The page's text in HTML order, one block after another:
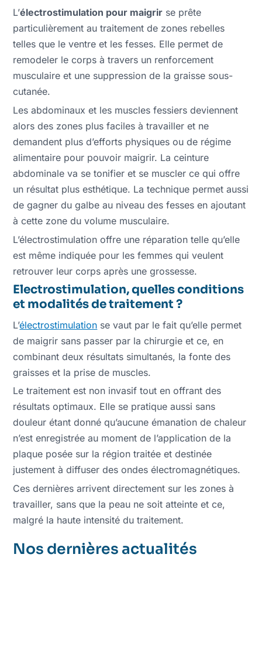
L’électrostimulation pour maigrir se prête
particulièrement au traitement de zones rebelles
telles que le ventre et les fesses. Elle permet de
remodeler le corps à travers un renforcement
musculaire et une suppression de la graisse sous-
cutanée.
Les abdominaux et les muscles fessiers deviennent
alors des zones plus faciles à travailler et ne
demandent plus d’efforts physiques ou de régime
alimentaire pour pouvoir maigrir. La ceinture
abdominale va se tonifier et se muscler ce qui offre
un résultat plus esthétique. La technique permet aussi
de gagner du galbe au niveau des fesses en ajoutant
à cette zone du volume musculaire.
L’électrostimulation offre une réparation telle qu’elle
est même indiquée pour les femmes qui veulent
retrouver leur corps après une grossesse.
Electrostimulation, quelles conditions
et modalités de traitement ?
L’électrostimulation se vaut par le fait qu’elle permet
de maigrir sans passer par la chirurgie et ce, en
combinant deux résultats simultanés, la fonte des
graisses et la prise de muscles.
Le traitement est non invasif tout en offrant des
résultats optimaux. Elle se pratique aussi sans
douleur étant donné qu’aucune émanation de chaleur
n’est enregistrée au moment de l’application de la
plaque posée sur la région traitée et destinée
justement à diffuser des ondes électromagnétiques.
Ces dernières arrivent directement sur les zones à
travailler, sans que la peau ne soit atteinte et ce,
malgré la haute intensité du traitement.
Nos dernières actualités